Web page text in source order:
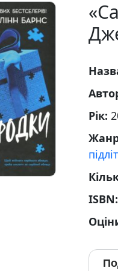
Рік:
ISBN: